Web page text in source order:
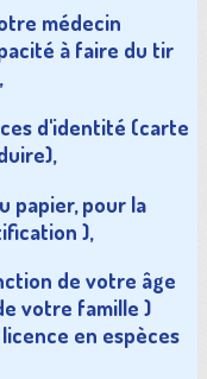
médecin
à faire du tir
d'identité (carte
papier, pour la
),
de votre âge
votre famille )
en espèces